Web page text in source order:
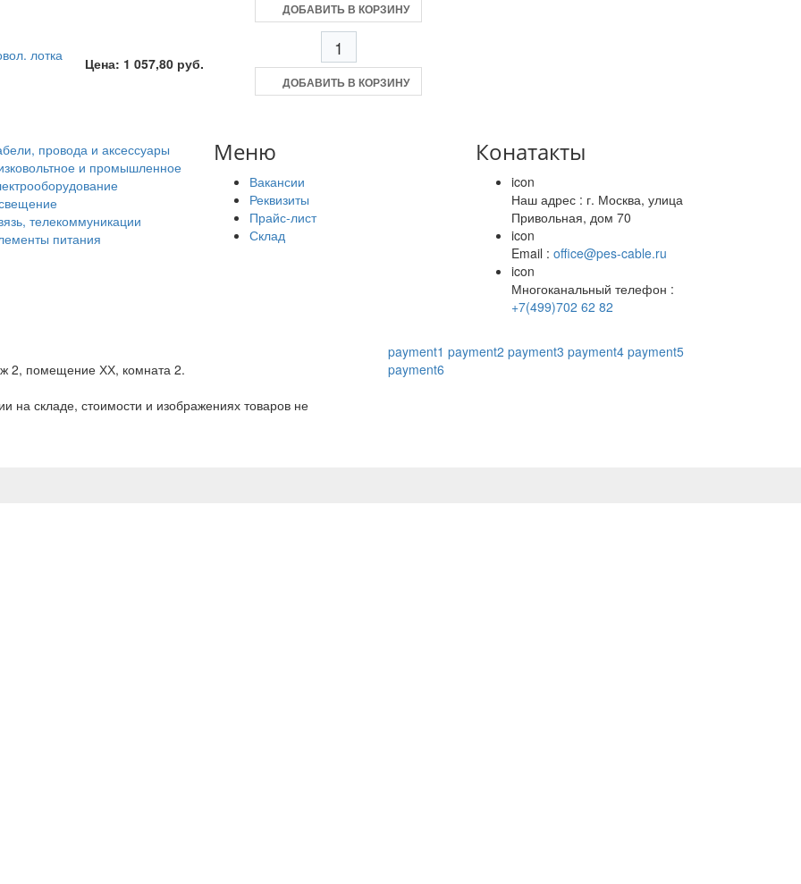
ДОБАВИТЬ В КОРЗИНУ
лотка Цена: 1 057,80 руб.
ДОБАВИТЬ В КОРЗИНУ
провода и аксессуары
и промышленное
телекоммуникации
питания
Меню
Вакансии
Реквизиты
Прайс-лист
Склад
Конатакты
icon
Наш адрес : г. Москва, улица
Привольная, дом 70
icon
Email : office@pes-cable.ru
icon
Многоканальный телефон :
+7(499)702 62 82
2, помещение ХХ, комната 2.
на складе, стоимости и изображениях товаров не
payment1 payment2 payment3 payment4 payment5
payment6